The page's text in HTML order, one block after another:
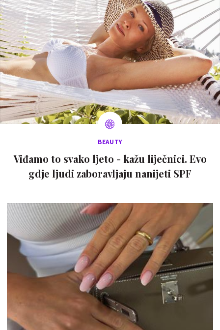
BEAUTY
Viđamo to svako ljeto - kažu liječnici. Evo
gdje ljudi zaboravljaju nanijeti SPF